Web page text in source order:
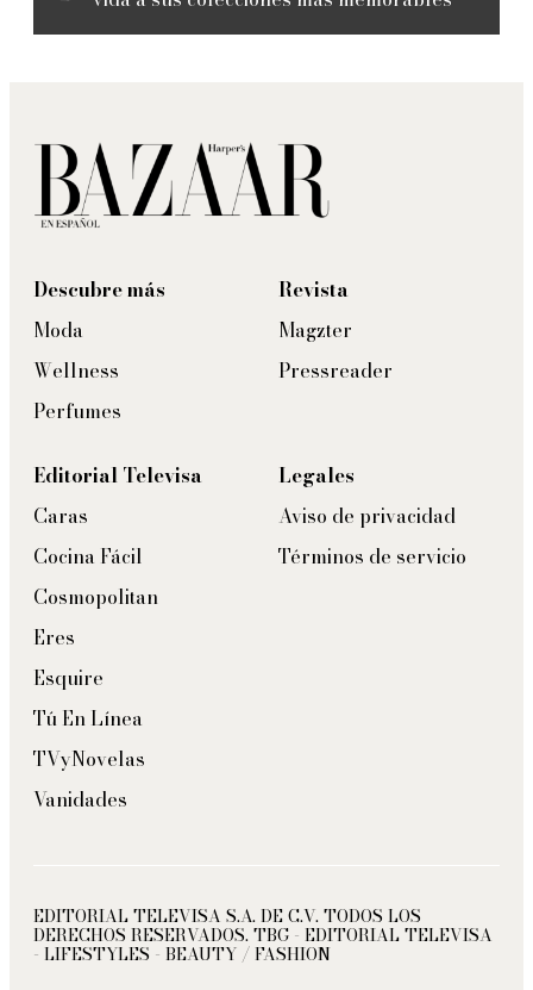
Descubre más
Moda
Wellness
Perfumes
Revista
Magzter
Pressreader
Editorial Televisa
Caras
Cocina Fácil
Cosmopolitan
Eres
Esquire
Tú En Línea
TVyNovelas
Vanidades
Legales
Aviso de privacidad
Términos de servicio
EDITORIAL TELEVISA S.A. DE C.V. TODOS LOS
DERECHOS RESERVADOS. TBG - EDITORIAL TELEVISA
- LIFESTYLES - BEAUTY / FASHION